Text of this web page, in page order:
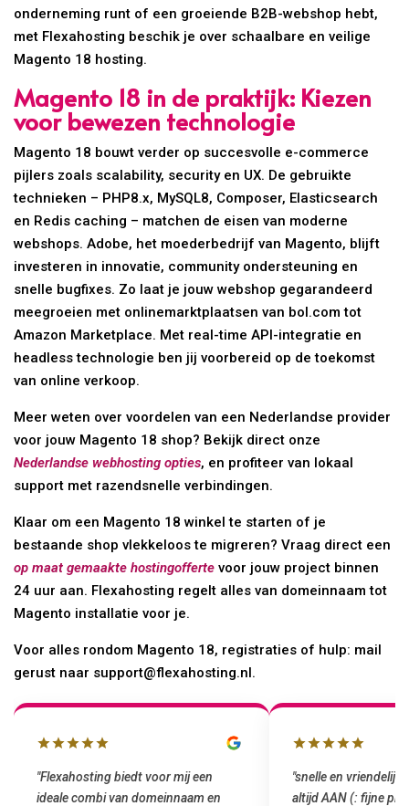
onderneming runt of een groeiende B2B-webshop hebt,
met Flexahosting beschik je over schaalbare en veilige
Magento 18 hosting.
Magento 18 in de praktijk: Kiezen
voor bewezen technologie
Magento 18 bouwt verder op succesvolle e-commerce
pijlers zoals scalability, security en UX. De gebruikte
technieken – PHP8.x, MySQL8, Composer, Elasticsearch
en Redis caching – matchen de eisen van moderne
webshops. Adobe, het moederbedrijf van Magento, blijft
investeren in innovatie, community ondersteuning en
snelle bugfixes. Zo laat je jouw webshop gegarandeerd
meegroeien met onlinemarktplaatsen van bol.com tot
Amazon Marketplace. Met real-time API-integratie en
headless technologie ben jij voorbereid op de toekomst
van online verkoop.
Meer weten over voordelen van een Nederlandse provider
voor jouw Magento 18 shop? Bekijk direct onze
Nederlandse webhosting opties, en profiteer van lokaal
support met razendsnelle verbindingen.
Klaar om een Magento 18 winkel te starten of je
bestaande shop vlekkeloos te migreren? Vraag direct een
op maat gemaakte hostingofferte voor jouw project binnen
24 uur aan. Flexahosting regelt alles van domeinnaam tot
Magento installatie voor je.
Voor alles rondom Magento 18, registraties of hulp: mail
gerust naar support@flexahosting.nl.
"snelle en vriendelijke service. staat
altijd AAN (: fijne prijzen vergeleken
"Top service. Ik had
het installeren van